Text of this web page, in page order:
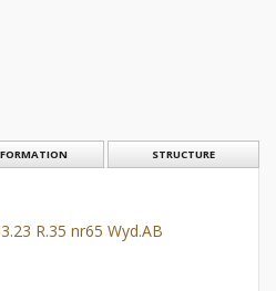
STRUCTURE
R.35 nr65 Wyd.AB